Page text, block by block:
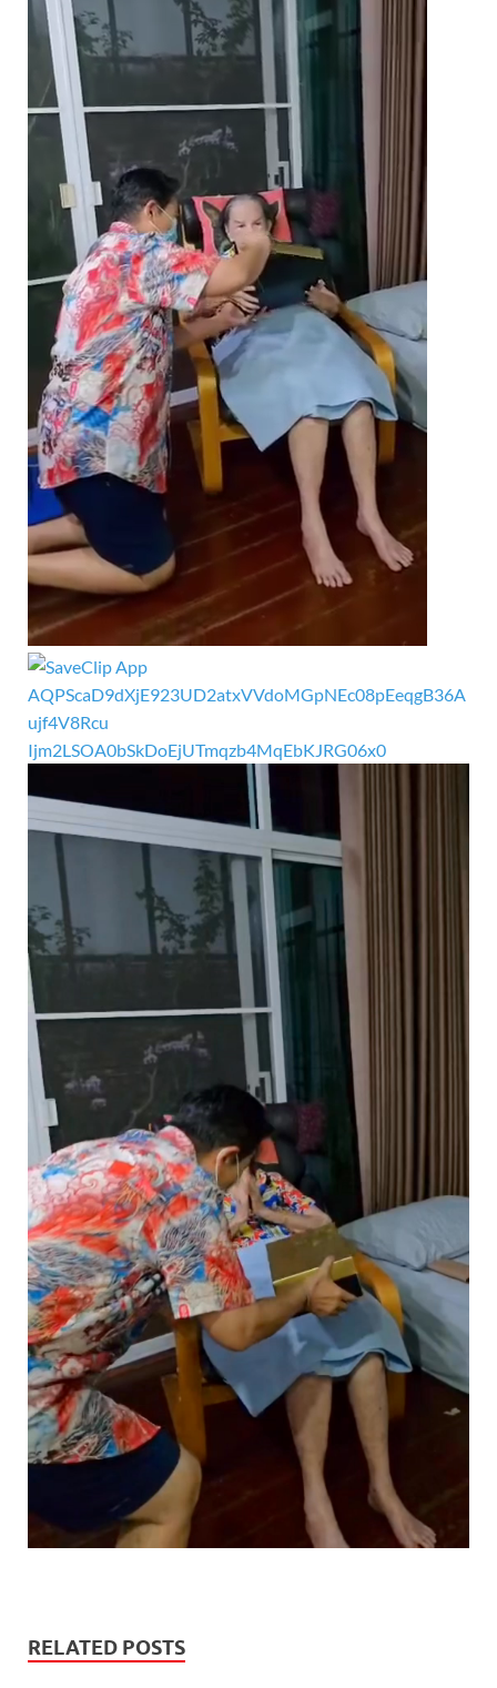
RELATED POSTS